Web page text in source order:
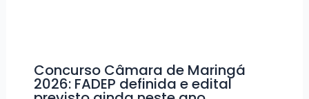
Concurso Câmara de Maringá
2026: FADEP definida e edital